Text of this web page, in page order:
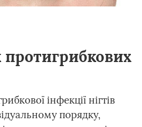
інфекції нігтів
порядку,